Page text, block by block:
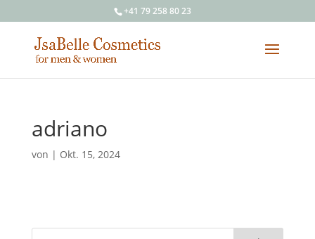
+41 79 258 80 23
adriano
von | Okt. 15, 2024